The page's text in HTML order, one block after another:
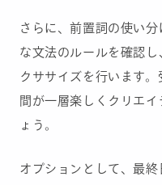
さらに、前置詞の使い
な文法のルールを確認
クササイズを行います
間が一層楽しくクリエ
ょう。
オプションとして、最終